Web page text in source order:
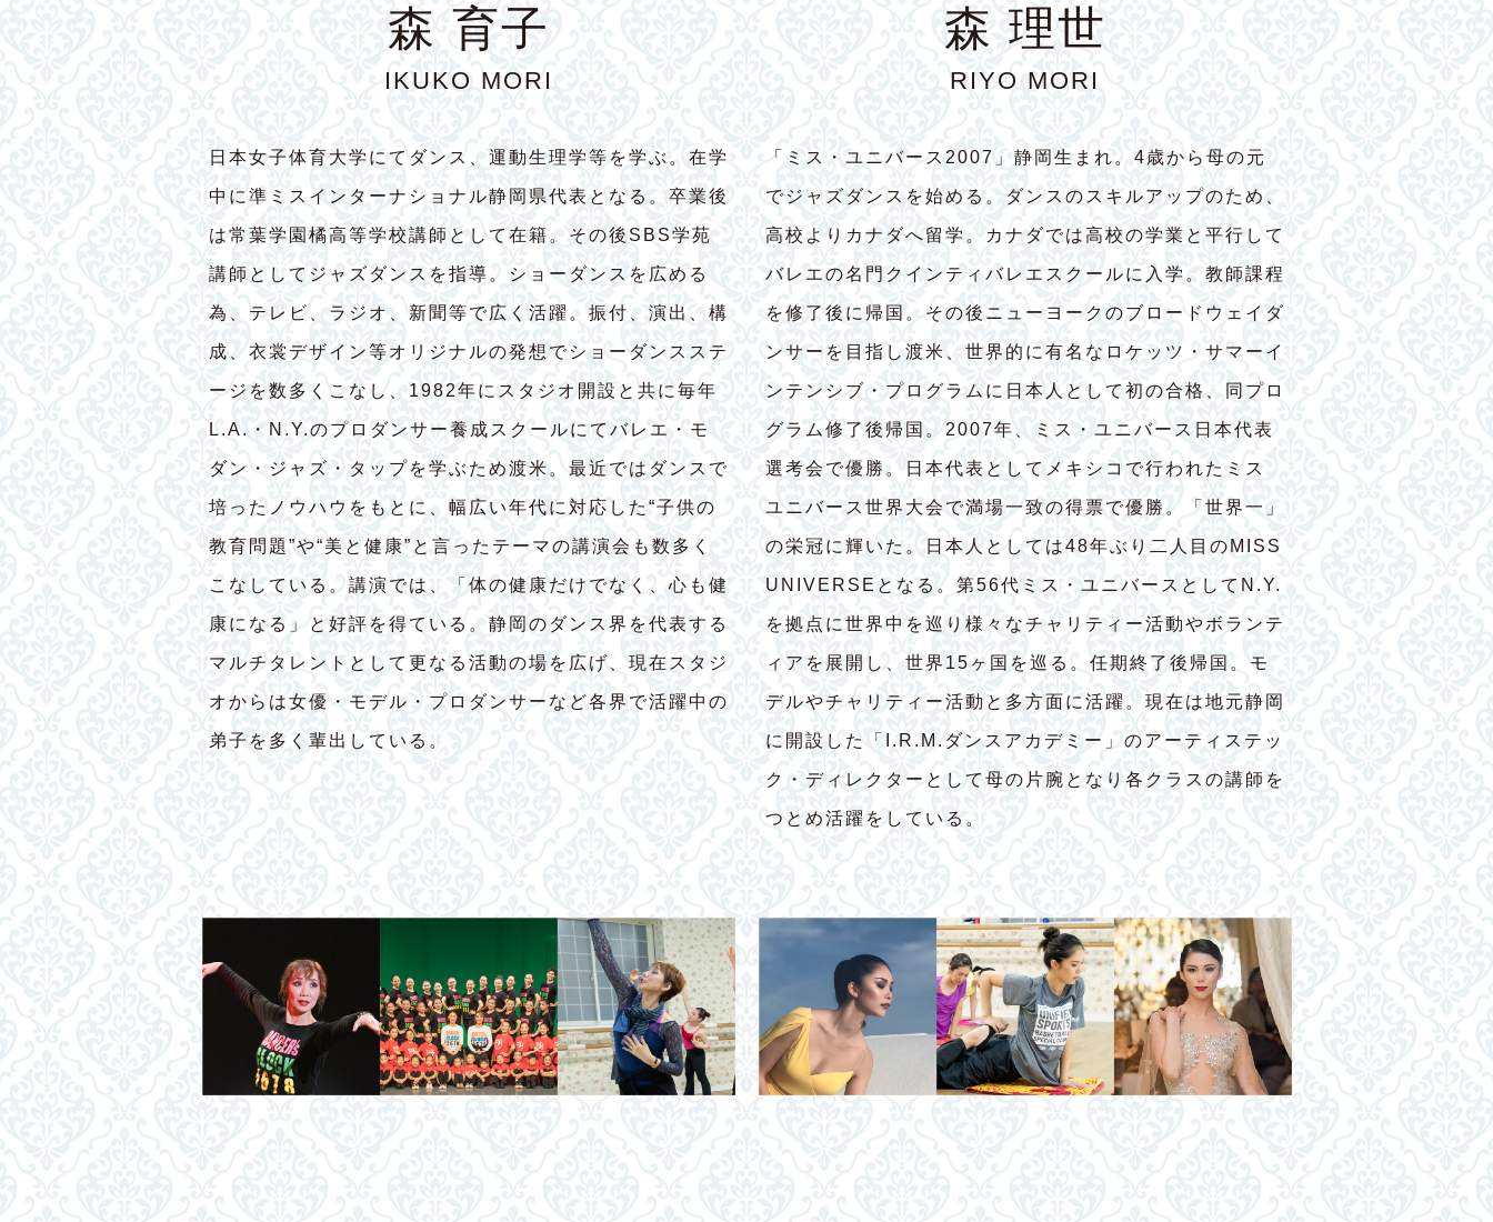
森 育子
IKUKO MORI
日本女子体育大学にてダンス、運動生理学等を学ぶ。在学
中に準ミスインターナショナル静岡県代表となる。卒業後
は常葉学園橘高等学校講師として在籍。その後SBS学苑
講師としてジャズダンスを指導。ショーダンスを広める
為、テレビ、ラジオ、新聞等で広く活躍。振付、演出、構
成、衣裳デザイン等オリジナルの発想でショーダンスステ
ージを数多くこなし、1982年にスタジオ開設と共に毎年
L.A.・N.Y.のプロダンサー養成スクールにてバレエ・モ
ダン・ジャズ・タップを学ぶため渡米。最近ではダンスで
培ったノウハウをもとに、幅広い年代に対応した“子供の
教育問題”や“美と健康”と言ったテーマの講演会も数多く
こなしている。講演では、「体の健康だけでなく、心も健
康になる」と好評を得ている。静岡のダンス界を代表する
マルチタレントとして更なる活動の場を広げ、現在スタジ
オからは女優・モデル・プロダンサーなど各界で活躍中の
弟子を多く輩出している。
森 理世
RIYO MORI
「ミス・ユニバース2007」静岡生まれ。4歳から母の元
でジャズダンスを始める。ダンスのスキルアップのため、
高校よりカナダへ留学。カナダでは高校の学業と平行して
バレエの名門クインティバレエスクールに入学。教師課程
を修了後に帰国。その後ニューヨークのブロードウェイダ
ンサーを目指し渡米、世界的に有名なロケッツ・サマーイ
ンテンシブ・プログラムに日本人として初の合格、同プロ
グラム修了後帰国。2007年、ミス・ユニバース日本代表
選考会で優勝。日本代表としてメキシコで行われたミス
ユニバース世界大会で満場一致の得票で優勝。「世界一」
の栄冠に輝いた。日本人としては48年ぶり二人目のMISS
UNIVERSEとなる。第56代ミス・ユニバースとしてN.Y.
を拠点に世界中を巡り様々なチャリティー活動やボランテ
ィアを展開し、世界15ヶ国を巡る。任期終了後帰国。モ
デルやチャリティー活動と多方面に活躍。現在は地元静岡
に開設した「I.R.M.ダンスアカデミー」のアーティステッ
ク・ディレクターとして母の片腕となり各クラスの講師を
つとめ活躍をしている。